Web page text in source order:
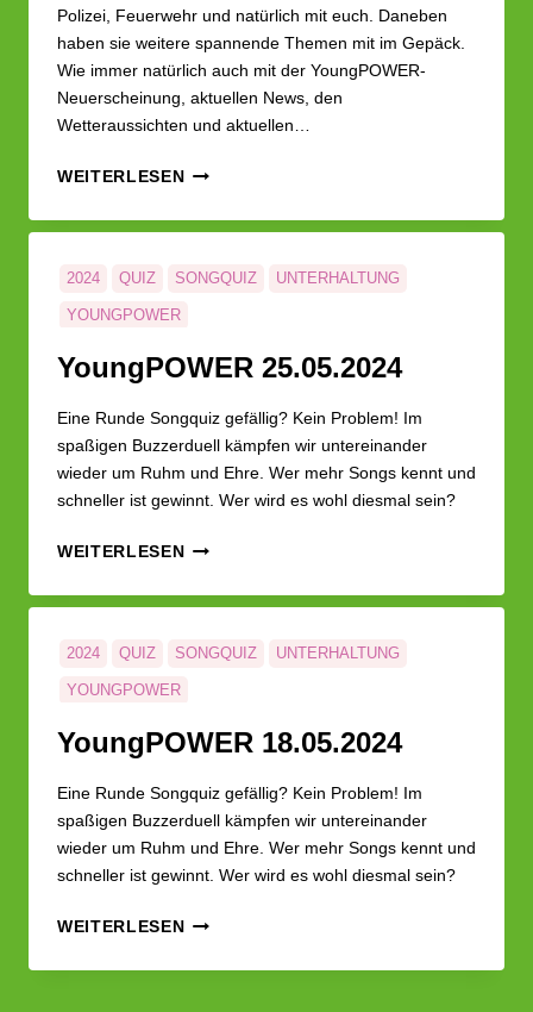
Polizei, Feuerwehr und natürlich mit euch. Daneben
haben sie weitere spannende Themen mit im Gepäck.
Wie immer natürlich auch mit der YoungPOWER-
Neuerscheinung, aktuellen News, den
Wetteraussichten und aktuellen…
WEITERLESENYOUNG­
01.06.2024
2024 QUIZ SONGQUIZ UNTERHALTUNG
YOUNGPOWER
Young­POWER 25.05.2024
Eine Runde Songquiz gefällig? Kein Problem! Im
spaßigen Buzzerduell kämpfen wir untereinander
wieder um Ruhm und Ehre. Wer mehr Songs kennt und
schneller ist gewinnt. Wer wird es wohl diesmal sein?
WEITERLESENYOUNG­
25.05.2024
2024 QUIZ SONGQUIZ UNTERHALTUNG
YOUNGPOWER
Young­POWER 18.05.2024
Eine Runde Songquiz gefällig? Kein Problem! Im
spaßigen Buzzerduell kämpfen wir untereinander
wieder um Ruhm und Ehre. Wer mehr Songs kennt und
schneller ist gewinnt. Wer wird es wohl diesmal sein?
WEITERLESENYOUNG­
18.05.2024